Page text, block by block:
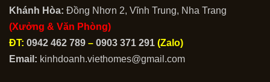
Khánh Hòa: Đồng Nhơn 2, Vĩnh Trung, Nha Trang
(Xưởng & Văn Phòng)
ĐT: 0942 462 789 – 0903 371 291 (Zalo)
Email: kinhdoanh.viethomes@gmail.com